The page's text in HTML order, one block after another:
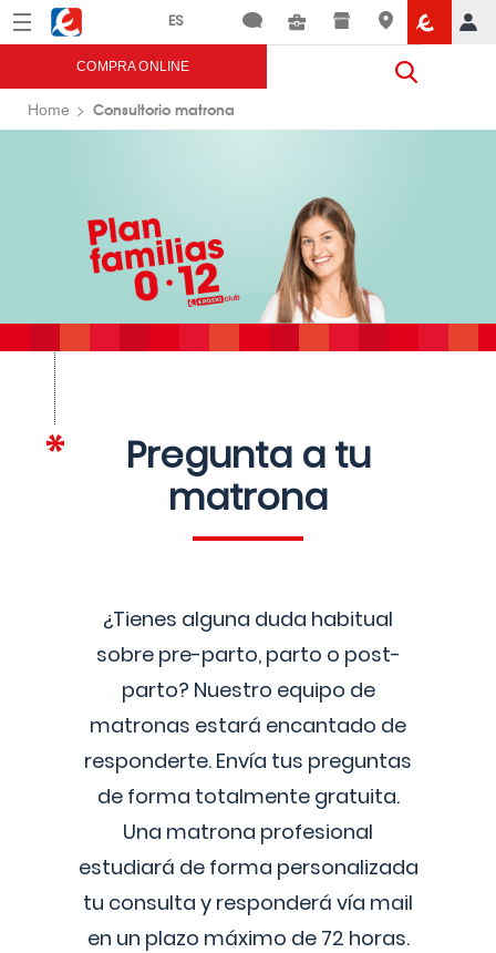
Menú Eroski
COMPRA ONLINE
Home Consultorio matrona
Pregunta a tu
matrona
¿Tienes alguna duda habitual
sobre pre-parto, parto o post-
parto? Nuestro equipo de
matronas estará encantado de
responderte. Envía tus preguntas
de forma totalmente gratuita.
Una matrona profesional
estudiará de forma personalizada
tu consulta y responderá vía mail
en un plazo máximo de 72 horas.